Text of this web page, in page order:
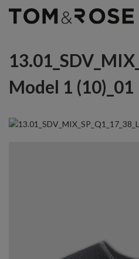
Model 1 (10)_01